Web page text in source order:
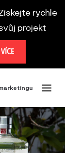
rychle
projekt